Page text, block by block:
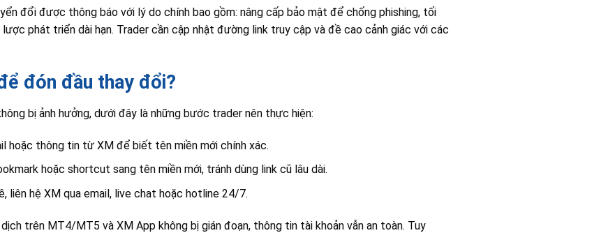
đổi được thông báo với lý do chính bao gồm: nâng cấp bảo mật để chống phishing, tối
phát triển dài hạn. Trader cần cập nhật đường link truy cập và đề cao cảnh giác với các
đón đầu thay đổi?
bị ảnh hưởng, dưới đây là những bước trader nên thực hiện:
hoặc thông tin từ XM để biết tên miền mới chính xác.
hoặc shortcut sang tên miền mới, tránh dùng link cũ lâu dài.
liên hệ XM qua email, live chat hoặc hotline 24/7.
trên MT4/MT5 và XM App không bị gián đoạn, thông tin tài khoản vẫn an toàn. Tuy